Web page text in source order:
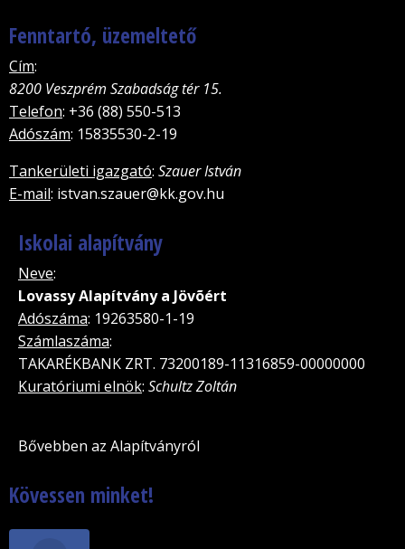
Fenntartó, üzemeltető
Cím:
8200 Veszprém Szabadság tér 15.
Telefon: +36 (88) 550-513
Adószám: 15835530-2-19
Tankerületi igazgató: Szauer István
E-mail: istvan.szauer@kk.gov.hu
Iskolai alapítvány
Neve:
Lovassy Alapítvány a Jövõért
Adószáma: 19263580-1-19
Számlaszáma:
TAKARÉKBANK ZRT. 73200189-11316859-00000000
Kuratóriumi elnök: Schultz Zoltán
Bővebben az Alapítványról
Kövessen minket!